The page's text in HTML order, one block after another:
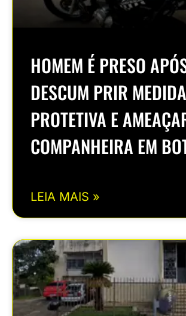
HOMEM É PRESO
DESCUM PRIR MEDIDA
PROTETIVA E
COMPANHEIRA EM
LEIA MAIS »